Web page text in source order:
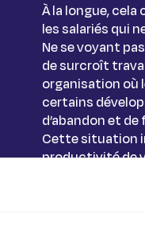
À la longue,
les salariés qui
Ne se voyant
de surcroît
organisation où
certains
d’abandon et
Cette situation
productivité de